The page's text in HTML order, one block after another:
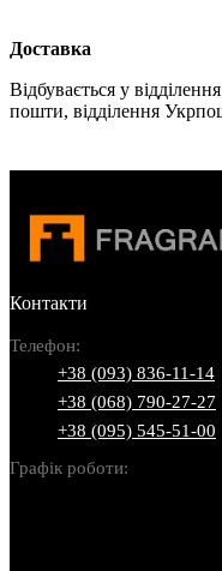
Доставка
Відбувається у
пошти, відділення
Контакти
Телефон:
+38 (093) 836-11-14
+38 (068) 790-27-27
+38 (095) 545-51-00
Графік роботи: